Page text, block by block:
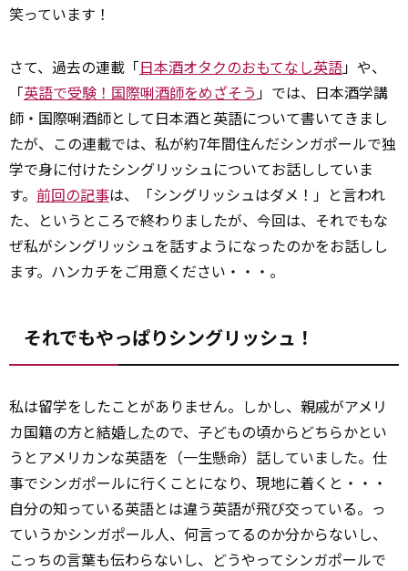
笑っています！
さて、過去の連載「日本酒オタクのおもてなし英語」や、
「英語で受験！国際唎酒師をめざそう」では、日本酒学講
師・国際唎酒師として日本酒と英語について書いてきまし
たが、この連載では、私が約7年間住んだシンガポールで独
学で身に付けたシングリッシュについてお話ししていま
す。 前回の記事は、「シングリッシュはダメ！」と言われ
た、というところで終わりましたが、今回は、それでもな
ぜ私がシングリッシュを話すようになったのかをお話しし
ます。ハンカチをご用意ください・・・。
それでもやっぱりシングリッシュ！
私は留学をしたことがありません。しかし、親戚がアメリ
カ国籍の方と結婚したので、子どもの頃からどちらかとい
うとアメリカンな英語を（一生懸命）話していました。仕
事でシンガポールに行くことになり、現地に着くと・・・
自分の知っている英語とは違う英語が飛び交っている。っ
ていうかシンガポール人、何言ってるのか分からないし、
こっちの言葉も伝わらないし、どうやってシンガポールで